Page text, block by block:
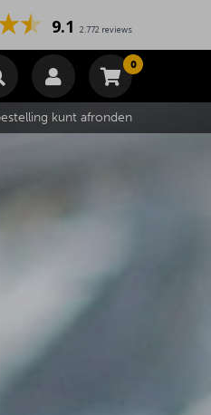
9.1 2.772 reviews
0
€0,00
kunt afronden